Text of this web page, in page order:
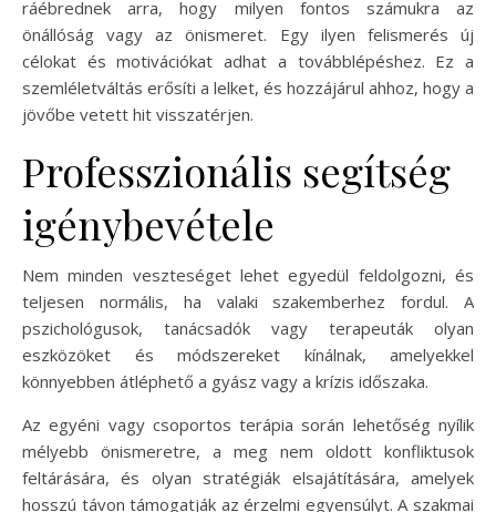
ráébrednek arra, hogy milyen fontos számukra az
önállóság vagy az önismeret. Egy ilyen felismerés új
célokat és motivációkat adhat a továbblépéshez. Ez a
szemléletváltás erősíti a lelket, és hozzájárul ahhoz, hogy a
jövőbe vetett hit visszatérjen.
Professzionális segítség
igénybevétele
Nem minden veszteséget lehet egyedül feldolgozni, és
teljesen normális, ha valaki szakemberhez fordul. A
pszichológusok, tanácsadók vagy terapeuták olyan
eszközöket és módszereket kínálnak, amelyekkel
könnyebben átléphető a gyász vagy a krízis időszaka.
Az egyéni vagy csoportos terápia során lehetőség nyílik
mélyebb önismeretre, a meg nem oldott konfliktusok
feltárására, és olyan stratégiák elsajátítására, amelyek
hosszú távon támogatják az érzelmi egyensúlyt. A szakmai